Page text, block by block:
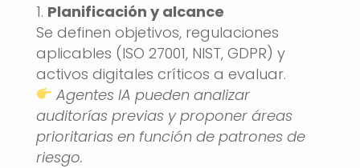
Planificación y alcance
Se definen objetivos, regulaciones
aplicables (ISO 27001, NIST, GDPR) y
activos digitales críticos a evaluar.
Agentes IA pueden analizar
auditorías previas y proponer áreas
prioritarias en función de patrones de
riesgo.